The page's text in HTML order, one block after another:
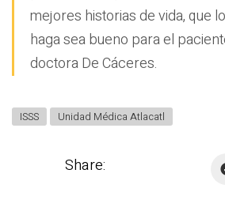
mejores historias de vida, que
haga sea bueno para el
doctora De Cáceres.
ISSS Unidad Médica Atlacatl
Share: